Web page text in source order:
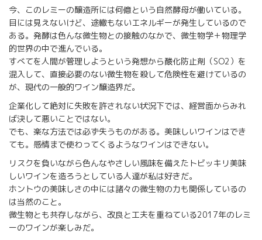
今、このレミーの醸造所には何億という自然酵母が働いている。
目には見えないけど、途轍もないエネルギーが発生しているので
ある。発酵は色んな微生物との接触のなかで、微生物学＋物理学
的世界の中で進んでいる。
すべてを人間が管理しようという発想から酸化防止剤（SO2）を
混入して、直接必要のない微生物を殺して危険性を避けているの
が、現代の一般的ワイン醸造界だ。
企業化して絶対に失敗を許されない状況下では、経営面からみれ
ば決して悪いことではない。
でも、楽な方法では必ず失うものがある。美味しいワインはでき
ても。感情まで使わってくるようなワインはできない。
リスクを負いながら色んなやさしい風味を備えたトビッキリ美味
しいワインを造ろうとしている人達が私は好きだ。
ホントウの美味しさの中には諸々の微生物の力も関係しているの
は当然のこと。
微生物とも共存しながら、改良と工夫を重ねている2017年のレミ
ーのワインが楽しみだ。